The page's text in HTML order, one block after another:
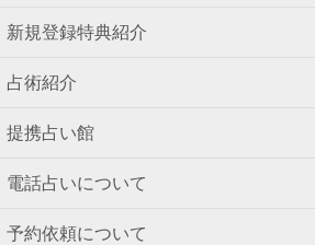
新規登録特典紹介
占術紹介
提携占い館
電話占いについて
予約依頼について